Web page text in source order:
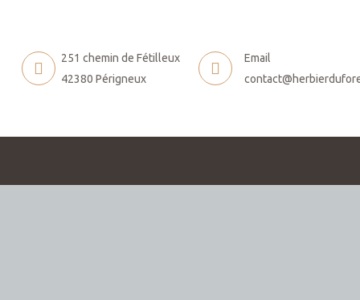
251 chemin de Fétilleux
42380 Périgneux
Email